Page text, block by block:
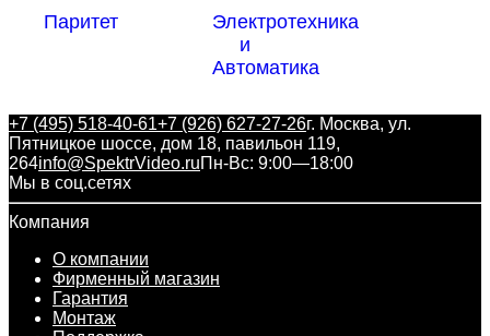
Паритет
Электротехника
и
Автоматика
+7 (495) 518-40-61+7 (926) 627-27-26г. Москва, ул.
Пятницкое шоссе, дом 18, павильон 119,
264info@SpektrVideo.ruПн-Вс: 9:00—18:00
Мы в соц.сетях
Компания
О компании
Фирменный магазин
Гарантия
Монтаж